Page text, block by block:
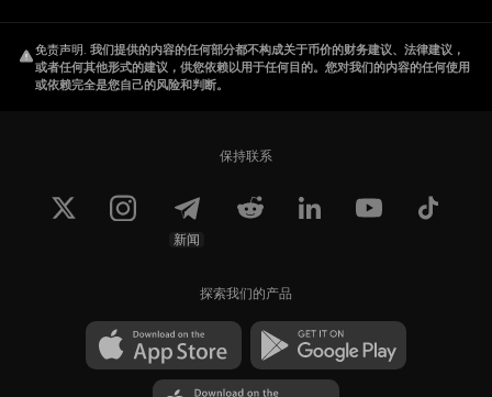
免责声明. 我们提供的内容的任何部分都不构成关于币价的财务建议、法律建议，
或者任何其他形式的建议，供您依赖以用于任何目的。您对我们的内容的任何使用
或依赖完全是您自己的风险和判断。
保持联系
新闻
探索我们的产品